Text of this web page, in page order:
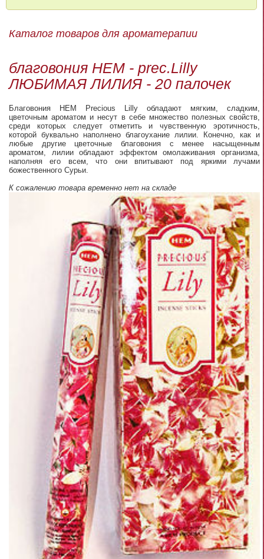
Каталог товаров для ароматерапии
благовония HEM - prec.Lilly
ЛЮБИМАЯ ЛИЛИЯ - 20 палочек
Благовония HEM Precious Lilly обладают мягким, сладким,
цветочным ароматом и несут в себе множество полезных свойств,
среди которых следует отметить и чувственную эротичность,
которой буквально наполнено благоухание лилии. Конечно, как и
любые другие цветочные благовония с менее насыщенным
ароматом, лилии обладают эффектом омолаживания организма,
наполняя его всем, что они впитывают под яркими лучами
божественного Сурьи.
К сожалению товара временно нет на складе